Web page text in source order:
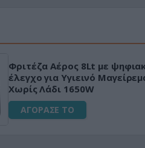
Φριτέζα Αέρος 8Lt με
έλεγχο για Υγιεινό
Χωρίς Λάδι 1650W
ΑΓΟΡΑΣΕ ΤΟ